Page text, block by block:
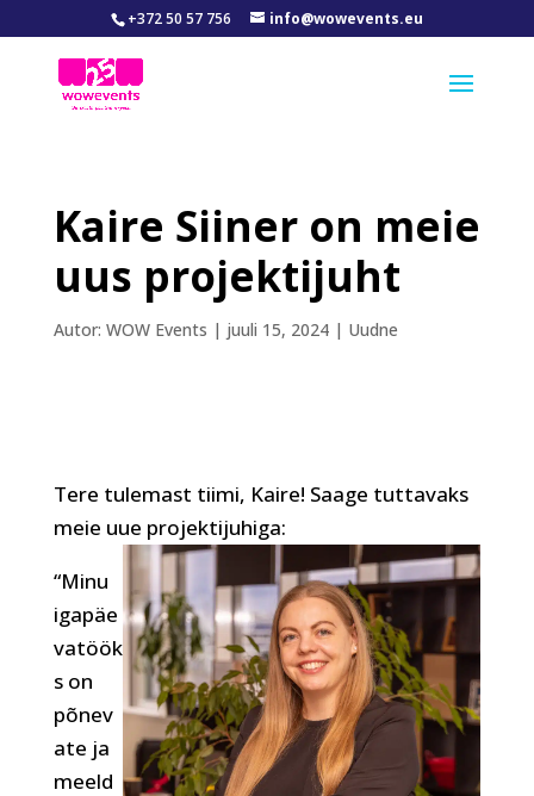
+372 50 57 756 info@wowevents.eu
Kaire Siiner on meie
uus projektijuht
Autor: WOW Events | juuli 15, 2024| Uudne
Tere tulemast tiimi, Kaire! Saage tuttavaks
meie uue projektijuhiga:
“Minu
igapäe
vatöök
s on
põnev
ate ja
meeld